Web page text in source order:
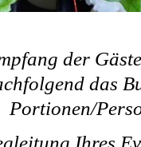
der
das
Portionen/
Ihres